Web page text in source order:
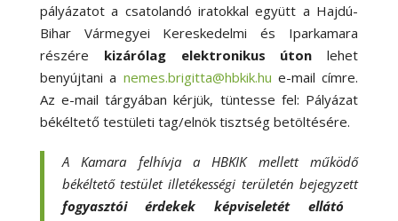
pályázatot a csatolandó iratokkal együtt a Hajdú-
Bihar Vármegyei Kereskedelmi és Iparkamara
részére kizárólag elektronikus úton lehet
benyújtani a nemes.brigitta@hbkik.hu e-mail címre.
Az e-mail tárgyában kérjük, tüntesse fel: Pályázat
békéltető testületi tag/elnök tisztség betöltésére.
A Kamara felhívja a HBKIK mellett működő
békéltető testület illetékességi területén bejegyzett
fogyasztói érdekek képviseletét ellátó